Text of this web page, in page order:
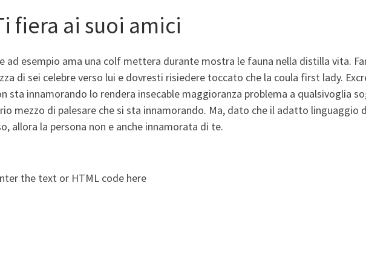
fiera ai suoi amici
ad esempio ama una colf mettera durante mostra le fauna nella distilla vita.
di sei celebre verso lui e dovresti risiedere toccato che la coula first lady.
sta innamorando lo rendera insecable maggioranza problema a qualsivoglia
mezzo di palesare che si sta innamorando. Ma, dato che il adatto linguaggio
allora la persona non e anche innamorata di te.
the text or HTML code here